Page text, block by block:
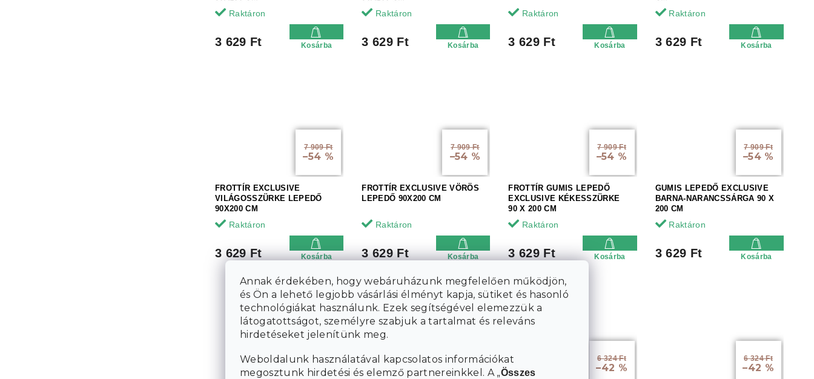
Annak érdekében, hogy webáruházunk megfelelően működjön,
és Ön a lehető legjobb vásárlási élményt kapja, sütiket és hasonló
technológiákat használunk. Ezek segítségével elemezzük a
látogatottságot, személyre szabjuk a tartalmat és releváns
hirdetéseket jelenítünk meg.
Weboldalunk használatával kapcsolatos információkat
megosztunk hirdetési és elemző partnereinkkel. A „Összes
Raktáron
3 629 Ft Kosárba
Raktáron
3 629 Ft Kosárba
Raktáron
3 629 Ft Kosárba
Raktáron
3 629 Ft Kosárba
7 909 Ft
–54 %
FROTTÍR EXCLUSIVE
VILÁGOSSZÜRKE LEPEDŐ
90X200 CM
Raktáron
3 629 Ft Kosárba
7 909 Ft
–54 %
FROTTÍR EXCLUSIVE VÖRÖS
LEPEDŐ 90X200 CM
Raktáron
3 629 Ft Kosárba
7 909 Ft
–54 %
FROTTÍR GUMIS LEPEDŐ
EXCLUSIVE KÉKESSZÜRKE
90 X 200 CM
Raktáron
3 629 Ft Kosárba
7 909 Ft
–54 %
GUMIS LEPEDŐ EXCLUSIVE
BARNA-NARANCSSÁRGA 90 X
200 CM
Raktáron
3 629 Ft Kosárba
7 909 Ft
–54 %
6 324 Ft
–42 %
6 324 Ft
–42 %
6 324 Ft
–42 %